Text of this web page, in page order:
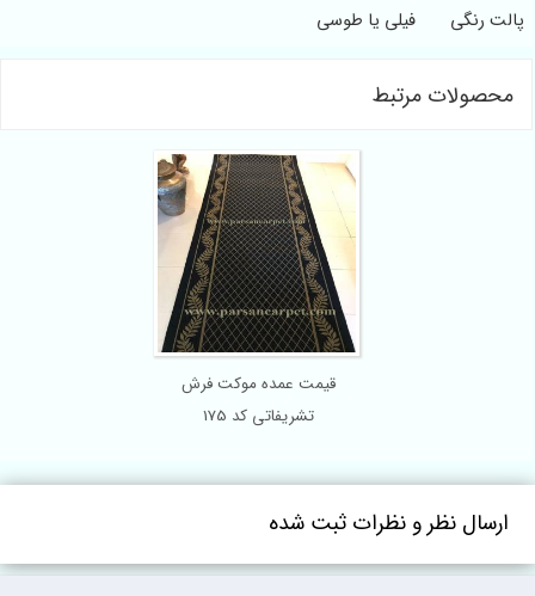
پالت رنگی
فیلی یا طوسی
محصولات مرتبط
قیمت عمده موکت فرش
تشریفاتی کد 175
ارسال نظر و نظرات ثبت شده